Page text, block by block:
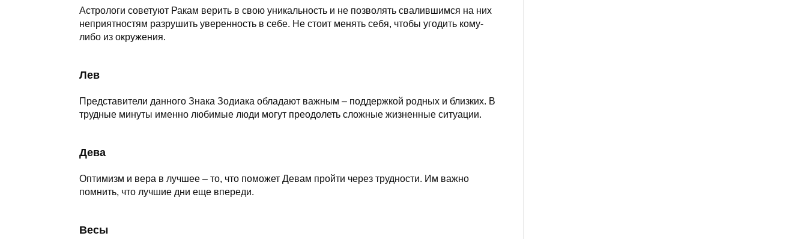
Астрологи советуют Ракам верить в свою уникальность и не позволять свалившимся на них
неприятностям разрушить уверенность в себе. Не стоит менять себя, чтобы угодить кому-
либо из окружения.
Лев
Представители данного Знака Зодиака обладают важным – поддержкой родных и близких. В
трудные минуты именно любимые люди могут преодолеть сложные жизненные ситуации.
Дева
Оптимизм и вера в лучшее – то, что поможет Девам пройти через трудности. Им важно
помнить, что лучшие дни еще впереди.
Весы